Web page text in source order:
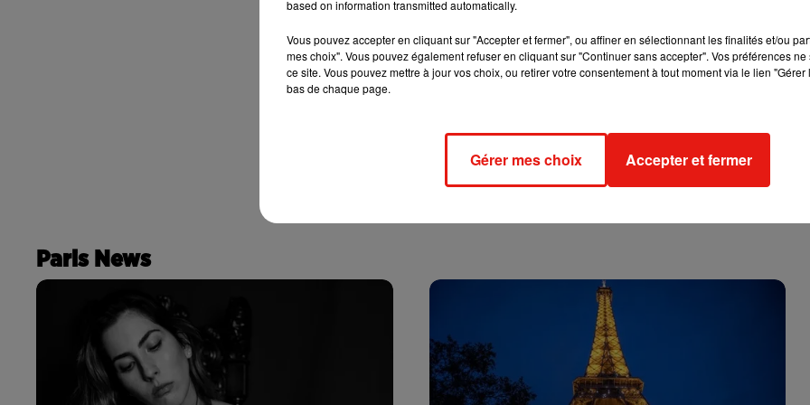
Paris News
based on information transmitted automatically.
Vous pouvez accepter en cliquant sur "Accepter et fermer", ou affiner en sélectionnant les finalités et/ou
mes choix". Vous pouvez également refuser en cliquant sur "Continuer sans accepter". Vos préférences
ce site. Vous pouvez mettre à jour vos choix, ou retirer votre consentement à tout moment via le lien
bas de chaque page.
Gérer mes choix Accepter et fermer